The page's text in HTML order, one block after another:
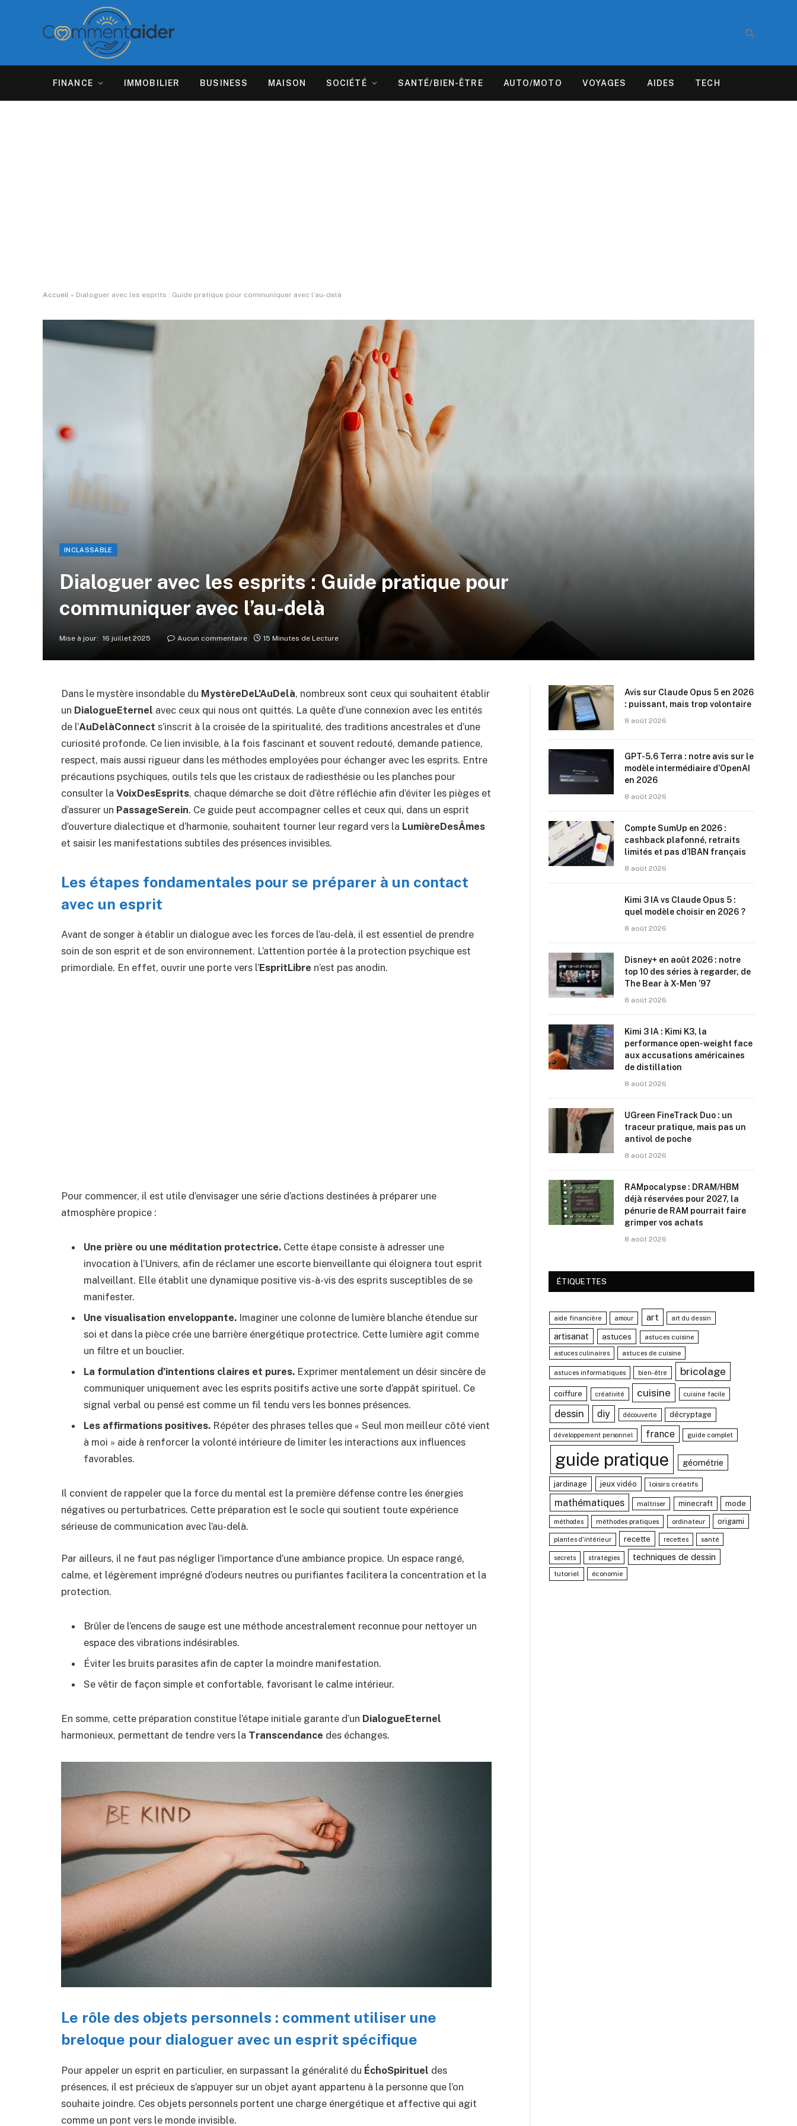
FINANCE IMMOBILIER BUSINESS MAISON SOCIÉTÉ SANTÉ/BIEN-ÊTRE AUTO/MOTO VOYAGES AIDES TECH
Accueil » Dialoguer avec les esprits : Guide pratique pour communiquer avec l’au-delà
INCLASSABLE
Dialoguer avec les esprits : Guide pratique pour
communiquer avec l’au-delà
Mise à jour: 16 juillet 2025 Aucun commentaire 15 Minutes de Lecture
Dans le mystère insondable du MystèreDeL’AuDelà, nombreux sont ceux qui souhaitent établir
un DialogueEternel avec ceux qui nous ont quittés. La quête d’une connexion avec les entités
de l’AuDelàConnect s’inscrit à la croisée de la spiritualité, des traditions ancestrales et d’une
curiosité profonde. Ce lien invisible, à la fois fascinant et souvent redouté, demande patience,
respect, mais aussi rigueur dans les méthodes employées pour échanger avec les esprits. Entre
précautions psychiques, outils tels que les cristaux de radiesthésie ou les planches pour
consulter la VoixDesEsprits, chaque démarche se doit d’être réfléchie afin d’éviter les pièges et
d’assurer un PassageSerein. Ce guide peut accompagner celles et ceux qui, dans un esprit
d’ouverture dialectique et d’harmonie, souhaitent tourner leur regard vers la LumièreDesÂmes
et saisir les manifestations subtiles des présences invisibles.
Les étapes fondamentales pour se préparer à un contact
avec un esprit
Avant de songer à établir un dialogue avec les forces de l’au-delà, il est essentiel de prendre
soin de son esprit et de son environnement. L’attention portée à la protection psychique est
primordiale. En effet, ouvrir une porte vers l’EspritLibre n’est pas anodin.
Pour commencer, il est utile d’envisager une série d’actions destinées à préparer une
atmosphère propice :
Une prière ou une méditation protectrice. Cette étape consiste à adresser une
invocation à l’Univers, afin de réclamer une escorte bienveillante qui éloignera tout esprit
malveillant. Elle établit une dynamique positive vis-à-vis des esprits susceptibles de se
manifester.
Une visualisation enveloppante. Imaginer une colonne de lumière blanche étendue sur
soi et dans la pièce crée une barrière énergétique protectrice. Cette lumière agit comme
un filtre et un bouclier.
La formulation d’intentions claires et pures. Exprimer mentalement un désir sincère de
communiquer uniquement avec les esprits positifs active une sorte d’appât spirituel. Ce
signal verbal ou pensé est comme un fil tendu vers les bonnes présences.
Les affirmations positives. Répéter des phrases telles que « Seul mon meilleur côté vient
à moi » aide à renforcer la volonté intérieure de limiter les interactions aux influences
favorables.
Il convient de rappeler que la force du mental est la première défense contre les énergies
négatives ou perturbatrices. Cette préparation est le socle qui soutient toute expérience
sérieuse de communication avec l’au-delà.
Par ailleurs, il ne faut pas négliger l’importance d’une ambiance propice. Un espace rangé,
calme, et légèrement imprégné d’odeurs neutres ou purifiantes facilitera la concentration et la
protection.
Brûler de l’encens de sauge est une méthode ancestralement reconnue pour nettoyer un
espace des vibrations indésirables.
Éviter les bruits parasites afin de capter la moindre manifestation.
Se vêtir de façon simple et confortable, favorisant le calme intérieur.
En somme, cette préparation constitue l’étape initiale garante d’un DialogueEternel
harmonieux, permettant de tendre vers la Transcendance des échanges.
Le rôle des objets personnels : comment utiliser une
breloque pour dialoguer avec un esprit spécifique
Pour appeler un esprit en particulier, en surpassant la généralité du ÉchoSpirituel des
présences, il est précieux de s’appuyer sur un objet ayant appartenu à la personne que l’on
souhaite joindre. Ces objets personnels portent une charge énergétique et affective qui agit
comme un pont vers le monde invisible.
Avis sur Claude Opus 5 en 2026
: puissant, mais trop volontaire
8 août 2026
GPT-5.6 Terra : notre avis sur le
modèle intermédiaire d’OpenAI
en 2026
8 août 2026
Compte SumUp en 2026 :
cashback plafonné, retraits
limités et pas d’IBAN français
8 août 2026
Kimi 3 IA vs Claude Opus 5 :
quel modèle choisir en 2026 ?
8 août 2026
Disney+ en août 2026 : notre
top 10 des séries à regarder, de
The Bear à X-Men ’97
8 août 2026
Kimi 3 IA : Kimi K3, la
performance open-weight face
aux accusations américaines
de distillation
8 août 2026
UGreen FineTrack Duo : un
traceur pratique, mais pas un
antivol de poche
8 août 2026
RAMpocalypse : DRAM/HBM
déjà réservées pour 2027, la
pénurie de RAM pourrait faire
grimper vos achats
8 août 2026
ÉTIQUETTES
aide financière amour art art du dessin
artisanat astuces astuces cuisine
astuces culinaires astuces de cuisine
astuces informatiques bien-être bricolage
coiffure créativité cuisine cuisine facile
dessin diy découverte décryptage
développement personnel france guide complet
guide pratique géométrie
jardinage jeux vidéo loisirs créatifs
mathématiques maîtriser minecraft mode
méthodes méthodes pratiques ordinateur origami
plantes d'intérieur recette recettes santé
secrets stratégies techniques de dessin
tutoriel économie